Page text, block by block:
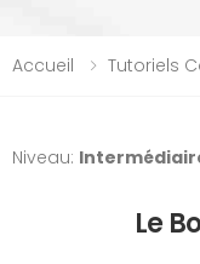
Accueil Tutoriels
Niveau:
Le